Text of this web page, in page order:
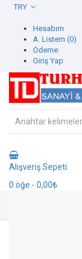
Hesabım
A. Listem (0)
Ödeme
Giriş Yap
Alışveriş Sepeti
0 öğe - 0,00₺